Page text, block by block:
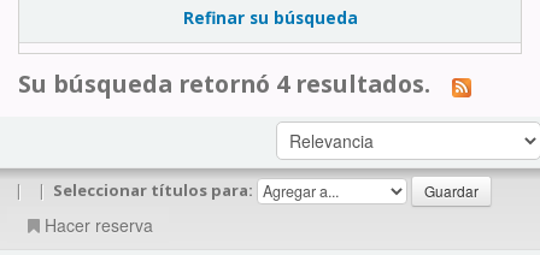
Refinar su búsqueda
Su búsqueda retornó 4 resultados.
| | Seleccionar títulos para:
Hacer reserva